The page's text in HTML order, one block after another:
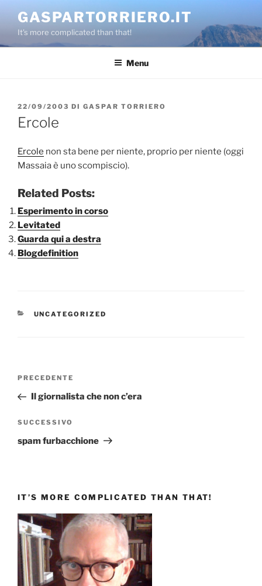
contenuto
GASPARTORRIERO.IT
It's more complicated than that!
Menu
PUBBLICATO
IL
22/09/2003 DI GASPAR TORRIERO
Ercole
Ercole non sta bene per niente, proprio per niente (oggi
Massaia è uno scompiscio).
Related Posts:
Esperimento in corso
Levitated
Guarda qui a destra
Blogdefinition
CATEGORIE
UNCATEGORIZED
Navigazione
Articolo
precedente:
PRECEDENTE
Il giornalista che non c’era
Articolo
successivo
SUCCESSIVO
spam furbacchione
IT’S MORE COMPLICATED THAN THAT!